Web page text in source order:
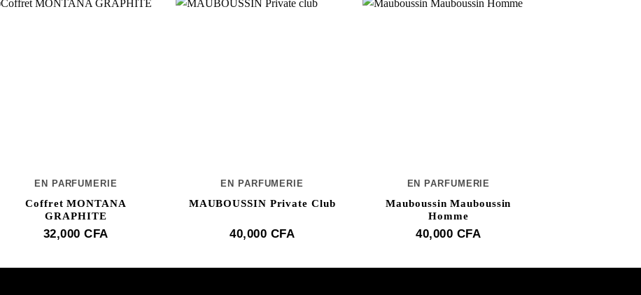
EN PARFUMERIE
Coffret MONTANA
GRAPHITE
32,000CFA
EN PARFUMERIE
MAUBOUSSIN Private Club
40,000 CFA
EN PARFUMERIE
Mauboussin Mauboussin
Homme
40,000 CFA